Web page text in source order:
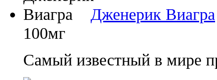
Дженерик Виагра
100мг
Самый известный в мире